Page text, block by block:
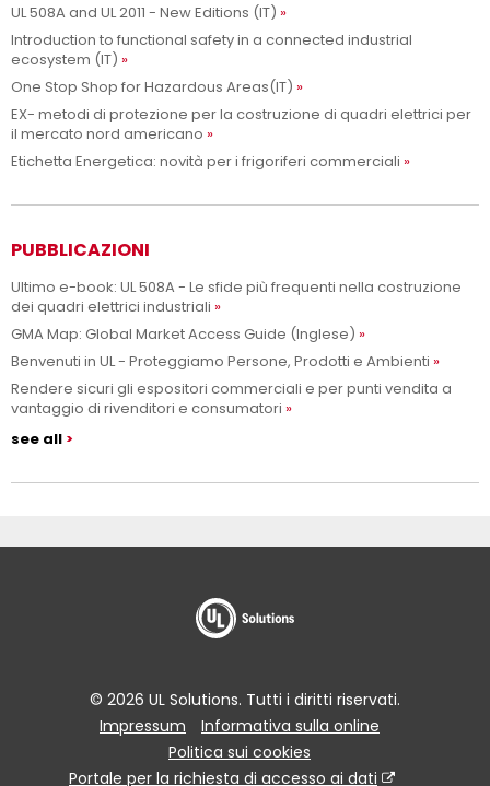
UL 508A and UL 2011 - New Editions (IT)
Introduction to functional safety in a connected industrial
ecosystem (IT)
One Stop Shop for Hazardous Areas(IT)
EX- metodi di protezione per la costruzione di quadri elettrici per
il mercato nord americano
Etichetta Energetica: novità per i frigoriferi commerciali
PUBBLICAZIONI
Ultimo e-book: UL 508A - Le sfide più frequenti nella costruzione
dei quadri elettrici industriali
GMA Map: Global Market Access Guide (Inglese)
Benvenuti in UL - Proteggiamo Persone, Prodotti e Ambienti
Rendere sicuri gli espositori commerciali e per punti vendita a
vantaggio di rivenditori e consumatori
see all
© 2026 UL Solutions. Tutti i diritti riservati.
Impressum
Informativa sulla online
Politica sui cookies
Portale per la richiesta di accesso ai dati